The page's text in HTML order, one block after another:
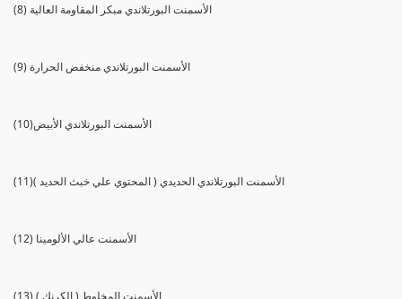
(8) الأسمنت البورتلاندي مبكر المقاومة العالية
(9) الأسمنت البورتلاندي منخفض الحرارة
(10)الأسمنت البورتلاندي الأبيض
(11)الأسمنت البورتلاندي الحديدي ( المحتوي علي خبث الحديد )
(12) الأسمنت عالي الألومينا
(13) الأسمنت المخلوط ( الكرنك )